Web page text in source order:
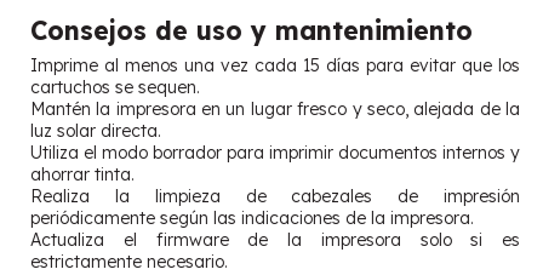
Consejos de uso y mantenimiento
Imprime al menos una vez cada 15 días para evitar que los
cartuchos se sequen.
Mantén la impresora en un lugar fresco y seco, alejada de la
luz solar directa.
Utiliza el modo borrador para imprimir documentos internos y
ahorrar tinta.
Realiza la limpieza de cabezales de impresión
periódicamente según las indicaciones de la impresora.
Actualiza el firmware de la impresora solo si es
estrictamente necesario.